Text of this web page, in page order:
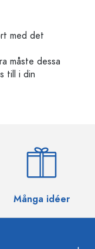
med det
måste dessa
till i din
Många idéer